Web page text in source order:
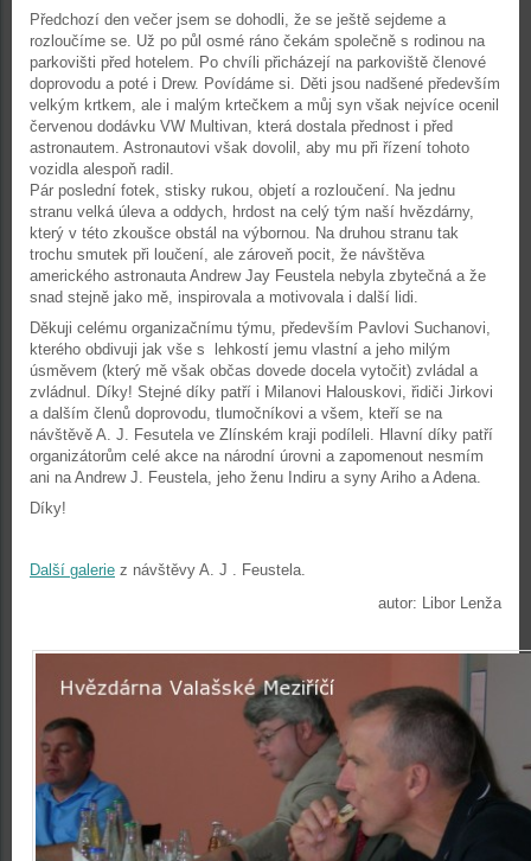
Předchozí den večer jsem se dohodli, že se ještě sejdeme a
rozloučíme se. Už po půl osmé ráno čekám společně s rodinou na
parkovišti před hotelem. Po chvíli přicházejí na parkoviště členové
doprovodu a poté i Drew. Povídáme si. Děti jsou nadšené především
velkým krtkem, ale i malým krtečkem a můj syn však nejvíce ocenil
červenou dodávku VW Multivan, která dostala přednost i před
astronautem. Astronautovi však dovolil, aby mu při řízení tohoto
vozidla alespoň radil.
Pár poslední fotek, stisky rukou, objetí a rozloučení. Na jednu
stranu velká úleva a oddych, hrdost na celý tým naší hvězdárny,
který v této zkoušce obstál na výbornou. Na druhou stranu tak
trochu smutek při loučení, ale zároveň pocit, že návštěva
amerického astronauta Andrew Jay Feustela nebyla zbytečná a že
snad stejně jako mě, inspirovala a motivovala i další lidi.
Děkuji celému organizačnímu týmu, především Pavlovi Suchanovi,
kterého obdivuji jak vše s lehkostí jemu vlastní a jeho milým
úsměvem (který mě však občas dovede docela vytočit) zvládal a
zvládnul. Díky! Stejné díky patří i Milanovi Halouskovi, řidiči Jirkovi
a dalším členů doprovodu, tlumočníkovi a všem, kteří se na
návštěvě A. J. Fesutela ve Zlínském kraji podíleli. Hlavní díky patří
organizátorům celé akce na národní úrovni a zapomenout nesmím
ani na Andrew J. Feustela, jeho ženu Indiru a syny Ariho a Adena.
Díky!
Další galerie z návštěvy A. J . Feustela.
autor: Libor Lenža